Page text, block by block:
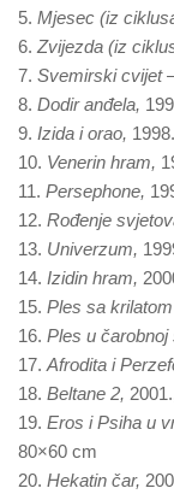
5. Mjesec (iz
6. Zvijezda (iz
7. Svemirski cvijet
8. Dodir anđela,
9. Izida i orao,
10. Venerin hram,
11. Persephone,
12. Rođenje
13. Univerzum,
14. Izidin hram,
15. Ples sa
16. Ples u čarobnoj
17. Afrodita i
18. Beltane 2,
19. Eros i Psiha u
80×60 cm
20. Hekatin čar,